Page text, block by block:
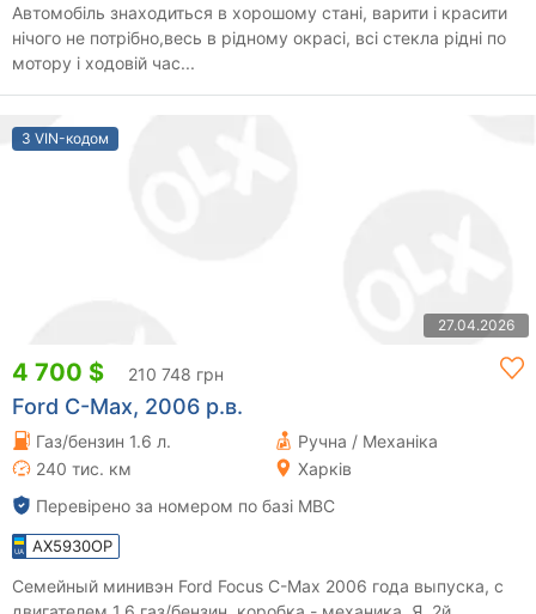
Автомобіль знаходиться в хорошому стані, варити і красити
нічого не потрібно,весь в рідному окрасі, всі стекла рідні по
мотору і ходовій час...
З VIN-кодом
27.04.2026
4 700 $ 210 748 грн
Ford C-Max, 2006 р.в.
Газ/бензин 1.6 л.
Ручна / Механіка
240 тис. км
Харків
Перевірено за номером по базі МВС
AX5930OP
Семейный минивэн Ford Focus C-Max 2006 года выпуска, с